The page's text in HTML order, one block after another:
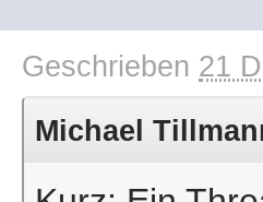
Geschrieben 21
Michael